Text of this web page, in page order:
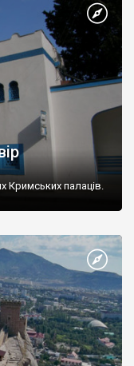
Кримських палаців.